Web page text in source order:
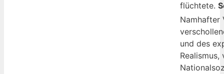
flüchtete.
Namhafter
und des
Realismus,